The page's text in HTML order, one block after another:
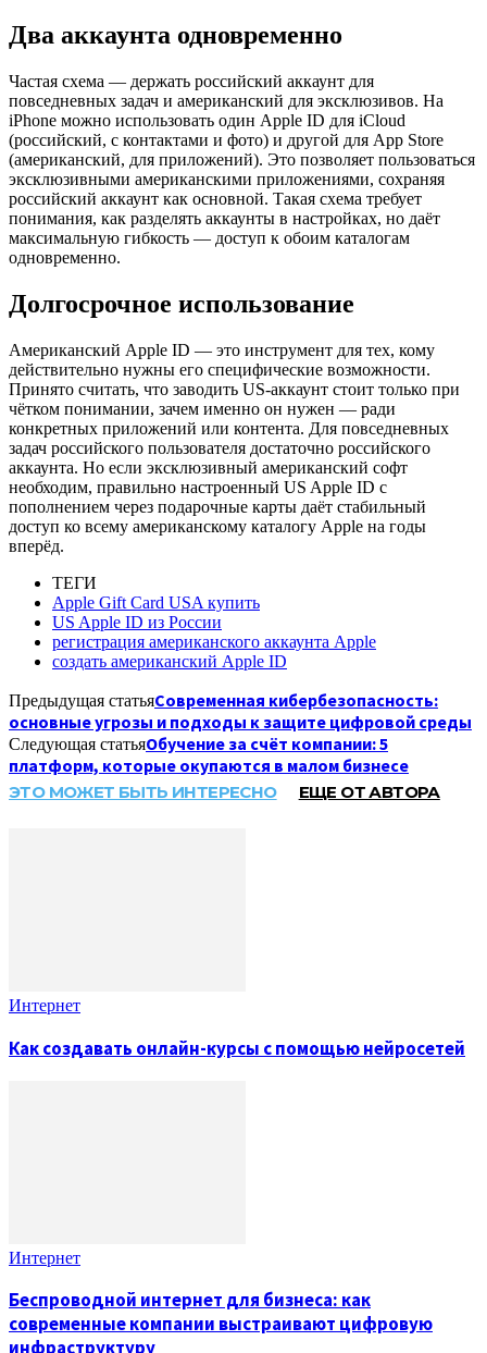
Два аккаунта одновременно
Частая схема — держать российский аккаунт для
повседневных задач и американский для эксклюзивов. На
iPhone можно использовать один Apple ID для iCloud
(российский, с контактами и фото) и другой для App Store
(американский, для приложений). Это позволяет пользоваться
эксклюзивными американскими приложениями, сохраняя
российский аккаунт как основной. Такая схема требует
понимания, как разделять аккаунты в настройках, но даёт
максимальную гибкость — доступ к обоим каталогам
одновременно.
Долгосрочное использование
Американский Apple ID — это инструмент для тех, кому
действительно нужны его специфические возможности.
Принято считать, что заводить US-аккаунт стоит только при
чётком понимании, зачем именно он нужен — ради
конкретных приложений или контента. Для повседневных
задач российского пользователя достаточно российского
аккаунта. Но если эксклюзивный американский софт
необходим, правильно настроенный US Apple ID с
пополнением через подарочные карты даёт стабильный
доступ ко всему американскому каталогу Apple на годы
вперёд.
ТЕГИ
Apple Gift Card USA купить
US Apple ID из России
регистрация американского аккаунта Apple
создать американский Apple ID
Предыдущая статьяСовременная кибербезопасность:
основные угрозы и подходы к защите цифровой среды
Следующая статьяОбучение за счёт компании: 5
платформ, которые окупаются в малом бизнесе
ЭТО МОЖЕТ БЫТЬ ИНТЕРЕСНО ЕЩЕ ОТ АВТОРА
Интернет
Как создавать онлайн-курсы с помощью нейросетей
Интернет
Беспроводной интернет для бизнеса: как
современные компании выстраивают цифровую
инфраструктуру